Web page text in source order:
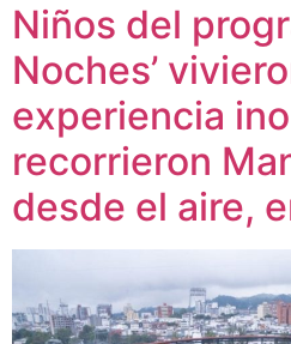
Niños del
Noches’
experiencia
recorrieron
desde el aire,